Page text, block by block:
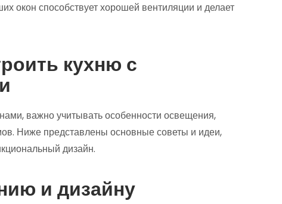
окон способствует хорошей вентиляции и делает
кухню с
важно учитывать особенности освещения,
Ниже представлены основные советы и идеи,
дизайн.
и дизайну